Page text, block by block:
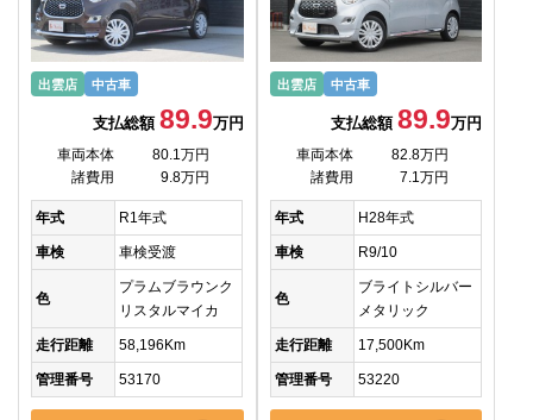
出雲店 中古車
支払総額 89.9万円
車両本体
80.1万円
諸費用
9.8万円
年式 R1年式
車検 車検受渡
色
プラムブラウンク
リスタルマイカ
走行距離 58,196Km
管理番号 53170
出雲店 中古車
支払総額89.9万円
車両本体
82.8万円
諸費用
7.1万円
年式 H28年式
車検 R9/10
色
ブライトシルバー
メタリック
走行距離 17,500Km
管理番号 53220